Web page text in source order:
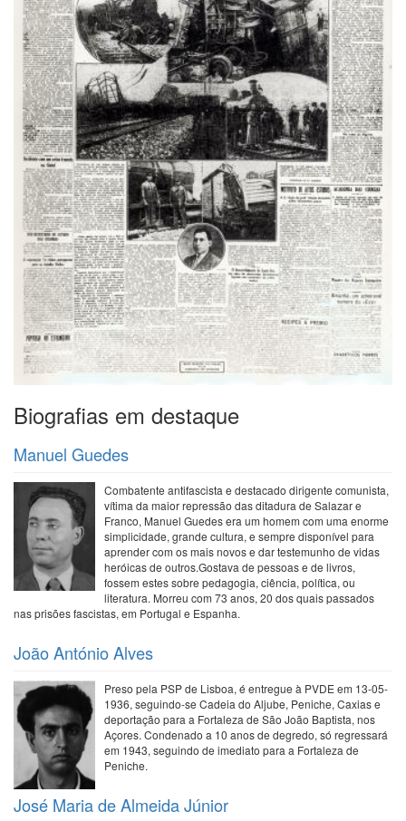
Biografias em destaque
Manuel Guedes
Combatente antifascista e destacado dirigente comunista,
vítima da maior repressão das ditadura de Salazar e
Franco, Manuel Guedes era um homem com uma enorme
simplicidade, grande cultura, e sempre disponível para
aprender com os mais novos e dar testemunho de vidas
heróicas de outros.Gostava de pessoas e de livros,
fossem estes sobre pedagogia, ciência, política, ou
literatura. Morreu com 73 anos, 20 dos quais passados
nas prisões fascistas, em Portugal e Espanha.
João António Alves
Preso pela PSP de Lisboa, é entregue à PVDE em 13-05-
1936, seguindo-se Cadeia do Aljube, Peniche, Caxias e
deportação para a Fortaleza de São João Baptista, nos
Açores. Condenado a 10 anos de degredo, só regressará
em 1943, seguindo de imediato para a Fortaleza de
Peniche.
José Maria de Almeida Júnior